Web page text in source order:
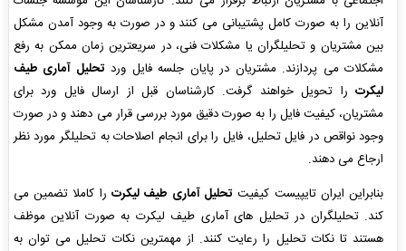
آنلاین را به صورت کامل پشتیبانی می کنند و در صورت به وجود آمدن مشکل
بین مشتریان و تحلیلگران یا مشکلات فنی، در سریعترین زمان ممکن به رفع
مشکلات می پردازند. مشتریان در پایان جلسه فایل ورد تحلیل آماری طیف
لیکرترا تحویل خواهند گرفت. کارشناسان قبل از ارسال فایل ورد برای
مشتریان، کیفیت فایل را به صورت دقیق مورد بررسی قرار می دهند و در صورت
وجود نواقص در فایل تحلیل، فایل را برای انجام اصلاحات به تحلیلگر مورد نظر
ارجاع می دهند.
بنابراین ایران تایپیست کیفیت تحلیل آماری طیف لیکرترا کاملا تضمین می
کند. تحلیلگران در تحلیل های آماری طیف لیکرت به صورت آنلاین موظف
هستند تا نکات تحلیل را رعایت کنند. از مهمترین نکات تحلیل می توان به